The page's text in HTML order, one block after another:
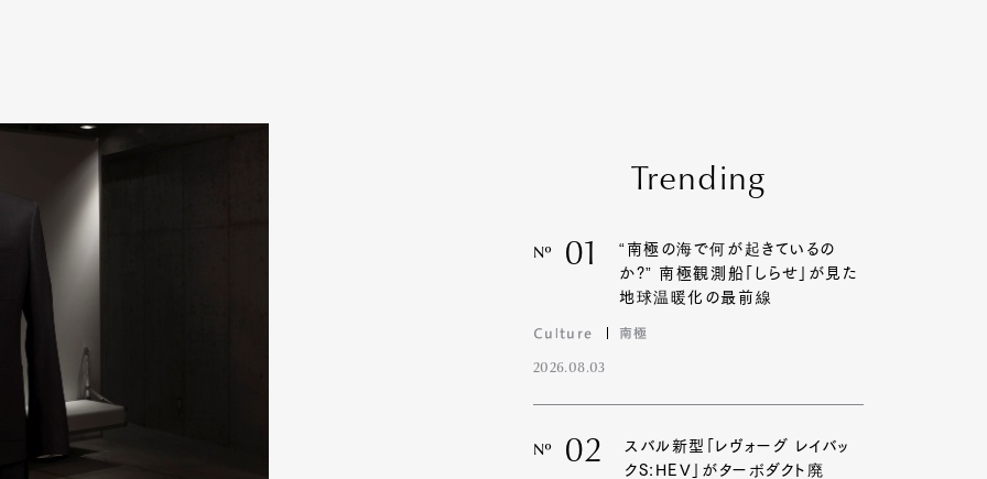
Trending
Nº 01
“南極の海で何が起きているの
か?” 南極観測船「しらせ」が見た
地球温暖化の最前線
Culture 南極
2026.08.03
Nº 02
スバル新型「レヴォーグ レイバッ
クS:HEV」がターボダクト廃